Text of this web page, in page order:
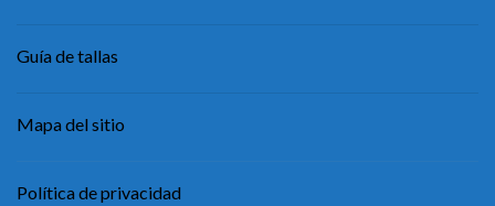
Guía de tallas
Mapa del sitio
Política de privacidad